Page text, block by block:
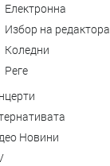
Електронна
Избор на редактора
Коледни
Реге
Новини